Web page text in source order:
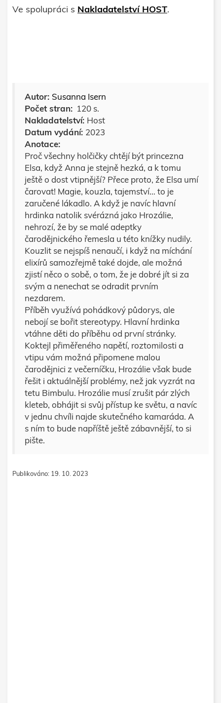
Ve spolupráci s Nakladatelství HOST.
Autor: Susanna Isern
Počet stran: 120 s.
Nakladatelství: Host
Datum vydání: 2023
Anotace:
Proč všechny holčičky chtějí být princezna
Elsa, když Anna je stejně hezká, a k tomu
ještě o dost vtipnější? Přece proto, že Elsa umí
čarovat! Magie, kouzla, tajemství… to je
zaručené lákadlo. A když je navíc hlavní
hrdinka natolik svérázná jako Hrozálie,
nehrozí, že by se malé adeptky
čarodějnického řemesla u této knížky nudily.
Kouzlit se nejspíš nenaučí, i když na míchání
elixírů samozřejmě také dojde, ale možná
zjistí něco o sobě, o tom, že je dobré jít si za
svým a nenechat se odradit prvním
nezdarem.
Příběh využívá pohádkový půdorys, ale
nebojí se bořit stereotypy. Hlavní hrdinka
vtáhne děti do příběhu od první stránky.
Koktejl přiměřeného napětí, roztomilosti a
vtipu vám možná připomene malou
čarodějnici z večerníčku, Hrozálie však bude
řešit i aktuálnější problémy, než jak vyzrát na
tetu Bimbulu. Hrozálie musí zrušit pár zlých
kleteb, obhájit si svůj přístup ke světu, a navíc
v jednu chvíli najde skutečného kamaráda. A
s ním to bude napříště ještě zábavnější, to si
pište.
Publikováno: 19. 10. 2023